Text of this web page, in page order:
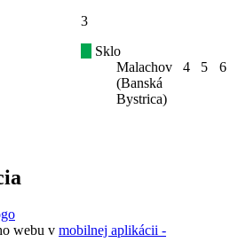
3
Sklo
Malachov
(Banská
Bystrica)
4 5 6
webu v mobilnej aplikácii -